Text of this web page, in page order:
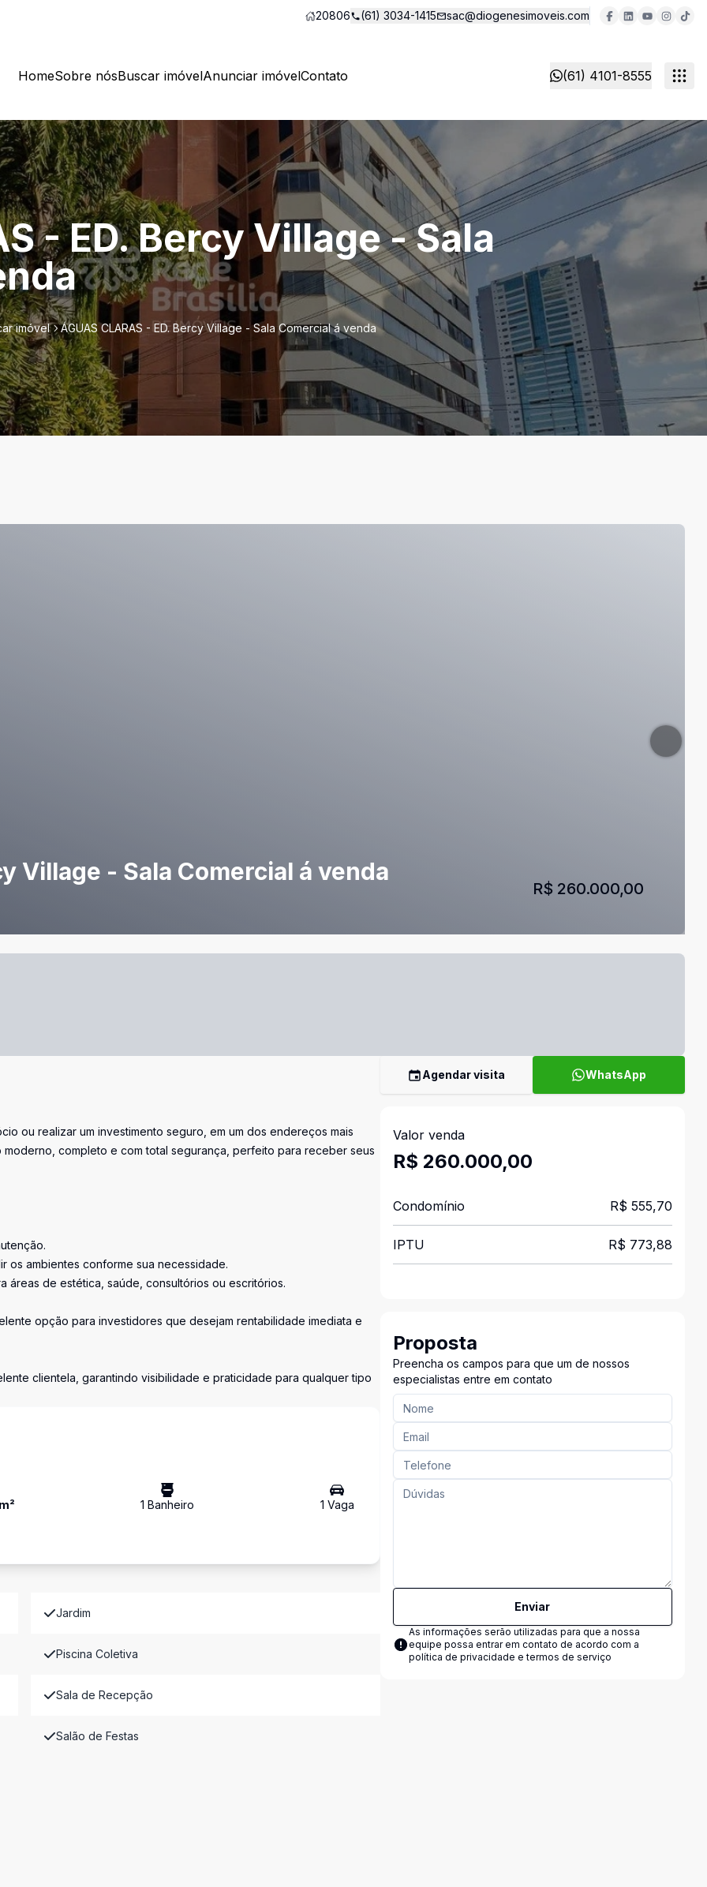
20806 (61) 3034-1415 sac@diogenesimoveis.com
HomeSobre nósBuscar imóvelAnunciar imóvelContato (61) 4101-8555
- ED. Bercy Village - Sala
imóvel ÁGUAS CLARAS - ED. Bercy Village - Sala Comercial á venda
Village - Sala Comercial á venda
R$ 260.000,00
ou realizar um investimento seguro, em um dos endereços mais
completo e com total segurança, perfeito para receber seus
os ambientes conforme sua necessidade.
de estética, saúde, consultórios ou escritórios.
opção para investidores que desejam rentabilidade imediata e
clientela, garantindo visibilidade e praticidade para qualquer tipo
m² 1 Banheiro 1 Vaga
Jardim
Piscina Coletiva
Sala de Recepção
Salão de Festas
Agendar visita WhatsApp
Valor venda
R$ 260.000,00
Condomínio R$ 555,70
IPTU R$ 773,88
Proposta
Preencha os campos para que um de nossos
especialistas entre em contato
Enviar
As informações serão utilizadas para que a nossa
equipe possa entrar em contato de acordo com a
política de privacidade e termos de serviço